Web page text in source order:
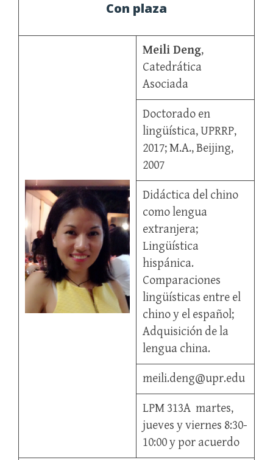
Con plaza
Meili Deng,
Catedrática
Asociada
Doctorado en
lingüística, UPRRP,
2017; M.A., Beijing,
2007
Didáctica del chino
como lengua
extranjera;
Lingüística
hispánica.
Comparaciones
lingüísticas entre el
chino y el español;
Adquisición de la
lengua china.
meili.deng@upr.edu
LPM 313A martes,
jueves y viernes 8:30-
10:00 y por acuerdo